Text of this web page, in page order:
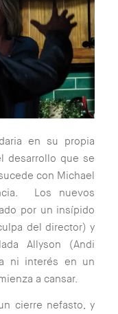
en su propia
desarrollo que se
con Michael
Los nuevos
por un insípido
del director) y
Allyson (Andi
ni interés en un
a cansar.
cierre nefasto, y